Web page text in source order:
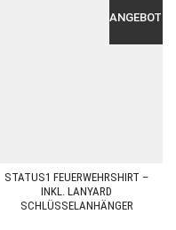
ANGEBOT!
STATUS1 FEUERWEHRSHIRT –
INKL. LANYARD
SCHLÜSSELANHÄNGER